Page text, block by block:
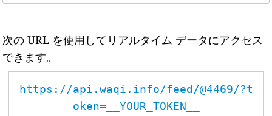
次の URL を使用してリアルタイム データにアクセス
できます。
https://api.waqi.info/feed/@4469/?t
oken=__YOUR_TOKEN__